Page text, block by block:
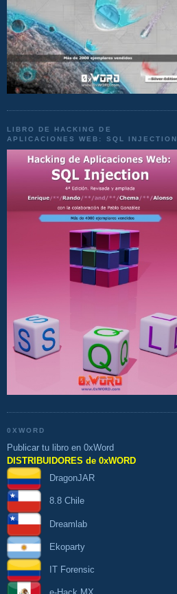
LIBRO DE HACKING DE
APLICACIONES WEB: SQL INJECTION
0XWORD
Publicar tu libro en 0xWord
DISTRIBUIDORES de 0xWORD
DragonJAR
8.8 Chile
Dreamlab
Ekoparty
IT Forensic